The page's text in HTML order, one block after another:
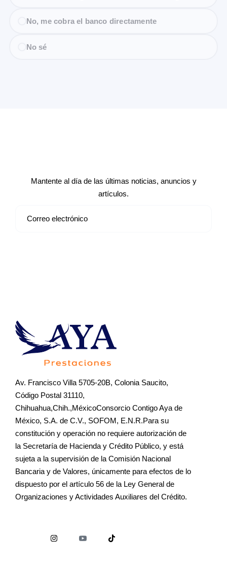
No, me cobra el banco directamente
No sé
Mantente al día de las últimas noticias, anuncios y
artículos.
Av. Francisco Villa 5705-20B, Colonia Saucito,
Código Postal 31110,
Chihuahua,Chih.,MéxicoConsorcio Contigo Aya de
México, S.A. de C.V., SOFOM, E.N.R.Para su
constitución y operación no requiere autorización de
la Secretaría de Hacienda y Crédito Público, y está
sujeta a la supervisión de la Comisión Nacional
Bancaria y de Valores, únicamente para efectos de lo
dispuesto por el artículo 56 de la Ley General de
Organizaciones y Actividades Auxiliares del Crédito.